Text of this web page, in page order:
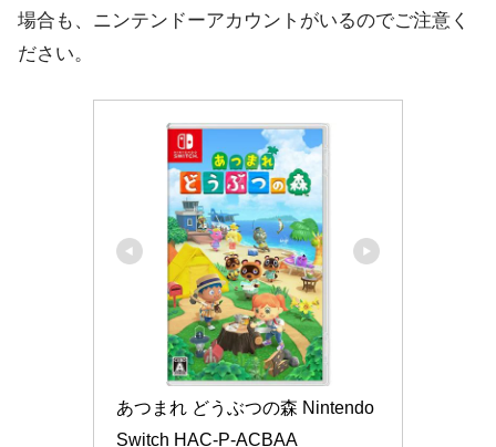
場合も、ニンテンドーアカウントがいるのでご注意く
ださい。
あつまれ どうぶつの森 Nintendo
Switch HAC-P-ACBAA